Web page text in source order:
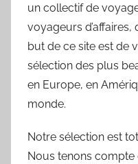
un collectif de
voyageurs
but de ce site est de
sélection des plus
en Europe, en
monde.
Notre sélection est
Nous tenons